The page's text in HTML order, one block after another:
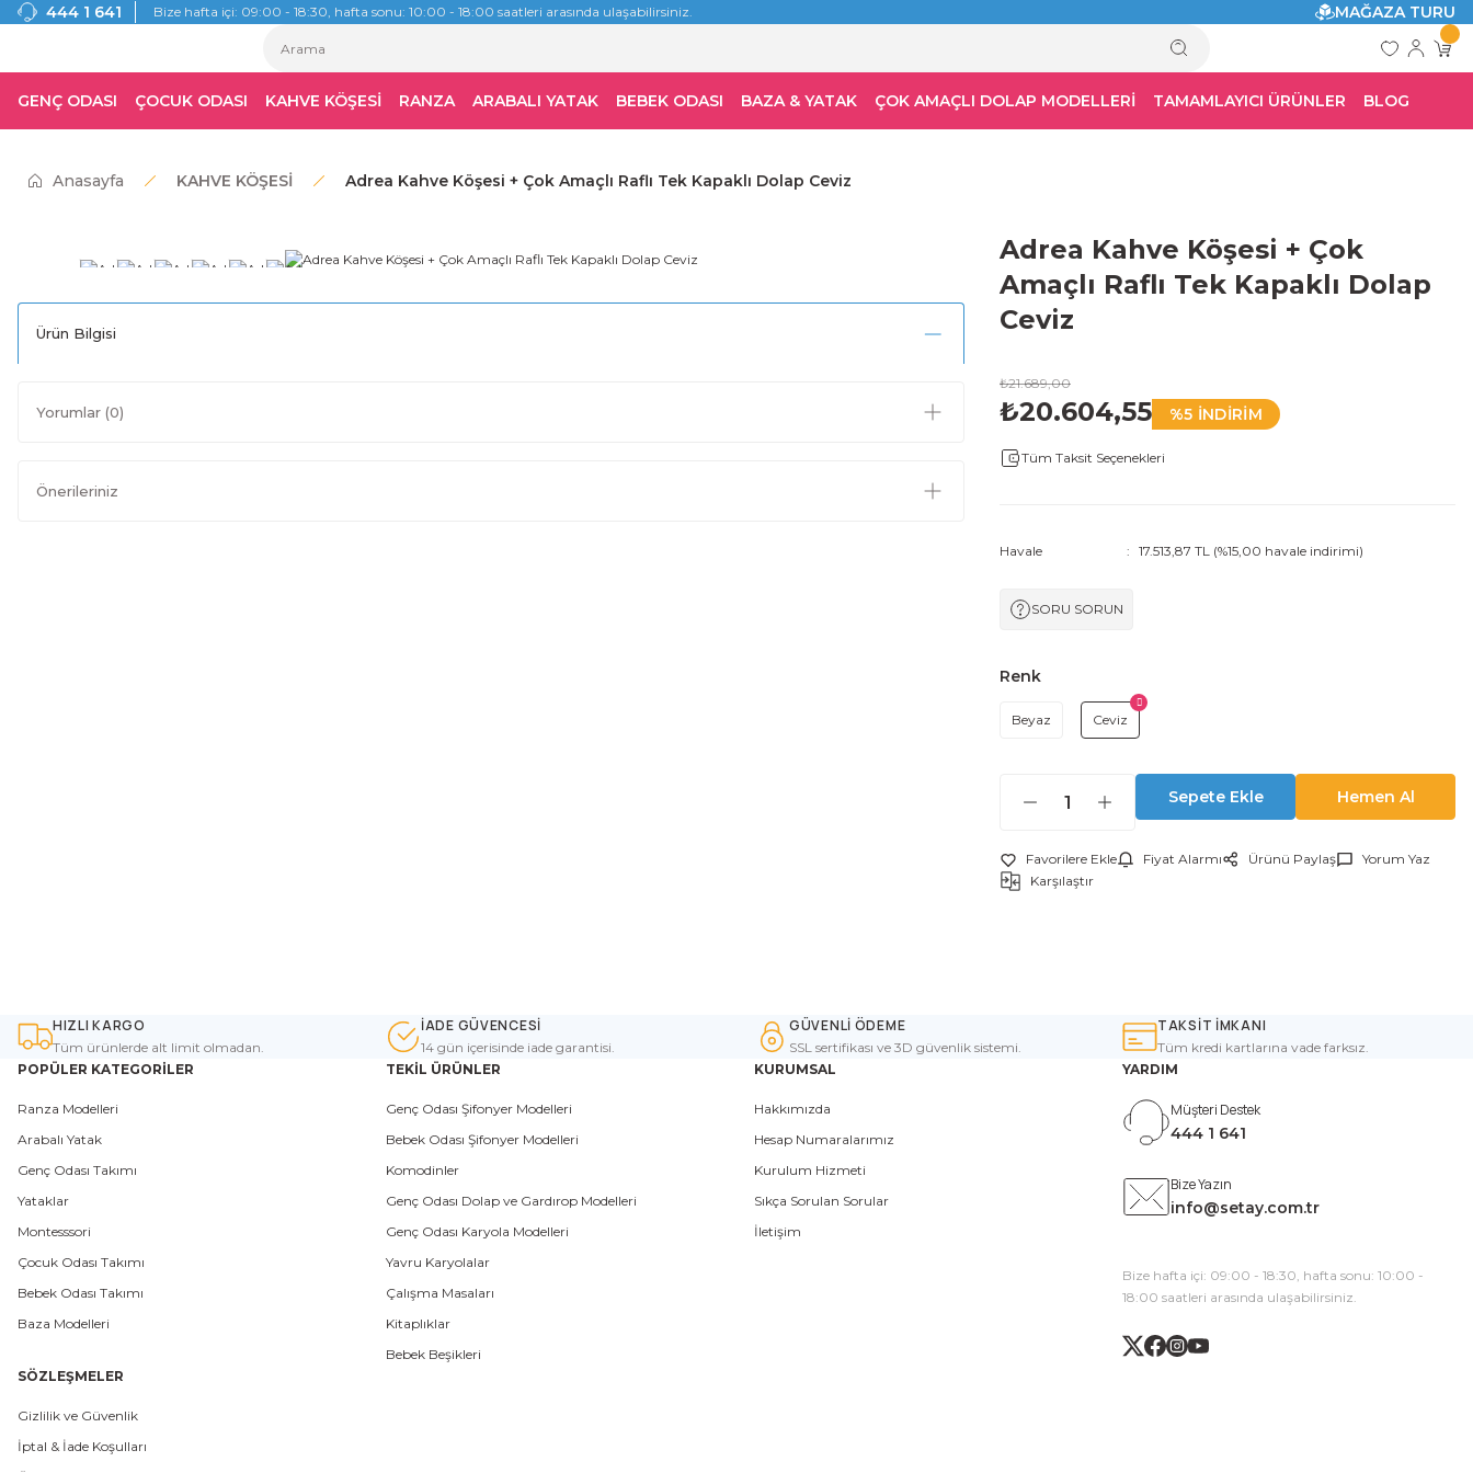
444 1 641 Bize hafta içi: 09:00 - 18:30, hafta sonu: 10:00 - 18:00 saatleri arasında ulaşabilirsiniz. MAĞAZA TURU
GENÇ ODASI ÇOCUK ODASI KAHVE KÖŞESİ RANZA ARABALI YATAK BEBEK ODASI BAZA & YATAK ÇOK AMAÇLI DOLAP MODELLERİ TAMAMLAYICI ÜRÜNLER BLOG
Anasayfa KAHVE KÖŞESİ Adrea Kahve Köşesi + Çok Amaçlı Raflı Tek Kapaklı Dolap Ceviz
Ürün Bilgisi
Yorumlar (0)
Önerileriniz
Adrea Kahve Köşesi + Çok
Amaçlı Raflı Tek Kapaklı Dolap
Ceviz
₺21.689,00
₺20.604,55 %5 İNDİRİM
Tüm Taksit Seçenekleri
Havale 17.513,87 TL (%15,00 havale indirimi)
SORU SORUN
Renk
Beyaz Ceviz
Sepete Ekle Hemen Al
Fiyat Alarmı Ürünü Paylaş
Yorum Yaz
Karşılaştır
HIZLI KARGO
Tüm ürünlerde alt limit olmadan.
İADE GÜVENCESİ
14 gün içerisinde iade garantisi.
GÜVENLİ ÖDEME
SSL sertifikası ve 3D güvenlik sistemi.
TAKSİT İMKANI
Tüm kredi kartlarına vade farksız.
POPÜLER KATEGORİLER
Ranza Modelleri
Arabalı Yatak
Genç Odası Takımı
Yataklar
Montesssori
Çocuk Odası Takımı
Bebek Odası Takımı
Baza Modelleri
TEKİL ÜRÜNLER
Genç Odası Şifonyer Modelleri
Bebek Odası Şifonyer Modelleri
Komodinler
Genç Odası Dolap ve Gardırop Modelleri
Genç Odası Karyola Modelleri
Yavru Karyolalar
Çalışma Masaları
Kitaplıklar
Bebek Beşikleri
KURUMSAL
Hakkımızda
Hesap Numaralarımız
Kurulum Hizmeti
Sıkça Sorulan Sorular
İletişim
SÖZLEŞMELER
Gizlilik ve Güvenlik
İptal & İade Koşulları
YARDIM
Müşteri Destek
444 1 641
Bize Yazın
info@setay.com.tr
Bize hafta içi: 09:00 - 18:30, hafta sonu: 10:00 -
18:00 saatleri arasında ulaşabilirsiniz.